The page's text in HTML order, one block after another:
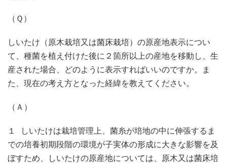
（Ｑ）
しいたけ（原木栽培又は菌床栽培）の原産地表示につい
て、種菌を植え付けた後に２箇所以上の産地を移動し、生
産された場合、どのように表示すればいいのですか。ま
た、現在の考え方となった経緯を教えてください。
（Ａ）
１ しいたけは栽培管理上、菌糸が培地の中に伸張するま
での培養初期段階の環境が子実体の形成に大きな影響を及
ぼすため、しいたけの原産地については、原木又は菌床培